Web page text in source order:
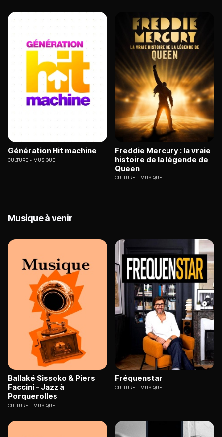
Génération Hit machine
CULTURE MUSIQUE
Freddie Mercury : la vraie
histoire de la légende de
Queen
CULTURE MUSIQUE
Musique à venir
Ballaké Sissoko & Piers
Faccini - Jazz à
Porquerolles
CULTURE MUSIQUE
Fréquenstar
CULTURE MUSIQUE